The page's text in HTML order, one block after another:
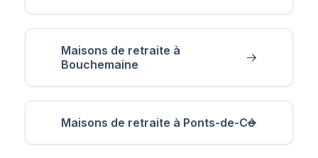
Maisons de retraite à
Bouchemaine
Maisons de retraite à Ponts-de-Cé